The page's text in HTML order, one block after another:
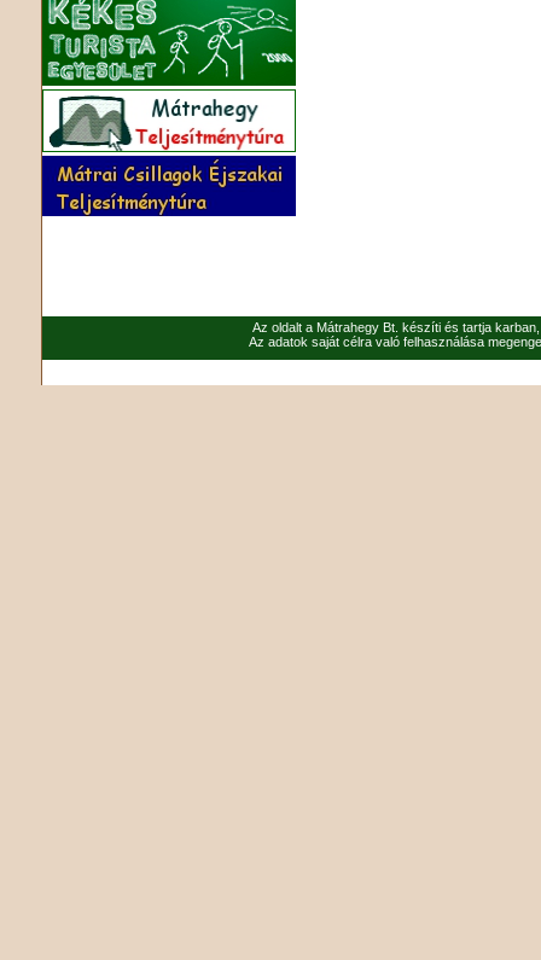
Az oldalt a Mátrahegy Bt. készíti és tartja
Az adatok saját célra való felhasználása